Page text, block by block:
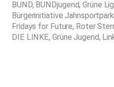
BUND, BUNDjugend, Grüne
Bürgerinitiative
Fridays for Future, Roter
DIE LINKE, Grüne Jugend,